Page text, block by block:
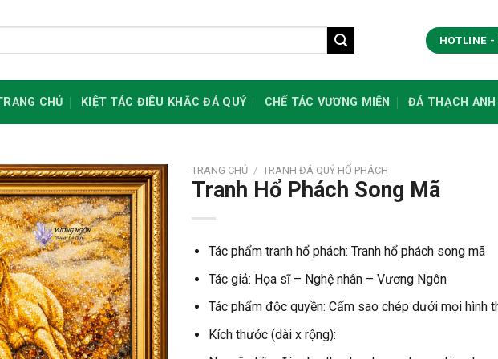
HOTLINE
CHỦ KIỆT TÁC ĐIÊU KHẮC ĐÁ QUÝ CHẾ TÁC VƯƠNG MIỆN ĐÁ THẠCH ANH
TRANG CHỦ / TRANH ĐÁ QUÝ HỔ PHÁCH
Tranh Hổ Phách Song Mã
Tác phẩm tranh hổ phách: Tranh hổ phách song mã
Tác giả: Họa sĩ – Nghệ nhân – Vương Ngôn
Tác phẩm độc quyền: Cấm sao chép dưới mọi hình
Kích thước (dài x rộng):